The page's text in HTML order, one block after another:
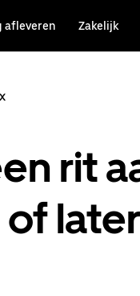
afleveren Zakelijk
rit